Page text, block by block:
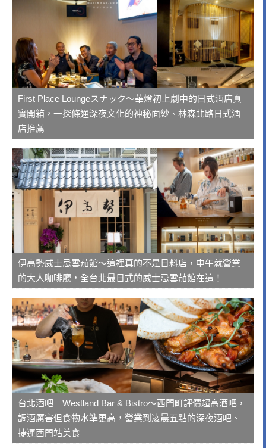
First Place Loungeスナック～華燈初上劇中的日式酒店真
實開箱，一探條通深夜文化的神秘面紗、林森北路日式酒
店推薦
伊高勢威士忌雪茄館～這裡真的不是日料店，中午就營業
的大人咖啡廳，全台北最日式的威士忌雪茄館在這！
台北酒吧｜Westland Bar & Bistro～西門町評價超高酒吧，
調酒厲害但食物水準更高，營業到凌晨五點的深夜酒吧、
捷運西門站美食